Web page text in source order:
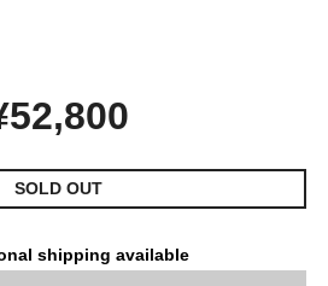
SOLD OUT
shipping available